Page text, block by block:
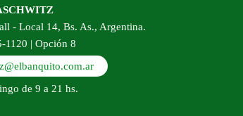
- Local 14, Bs. As., Argentina.
1120 | Opción 8
de 9 a 21 hs.